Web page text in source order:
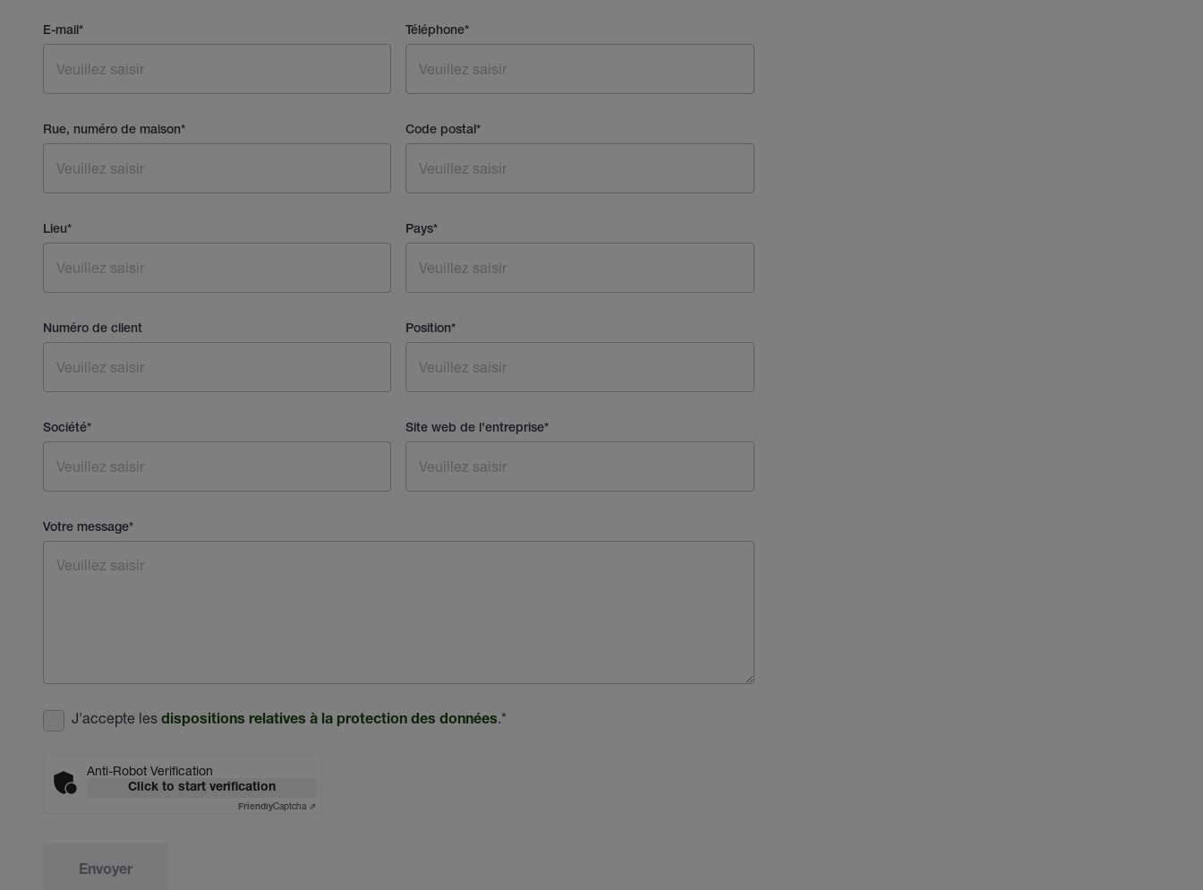
E-mail* Téléphone*
Rue, numéro de maison* Code postal*
Lieu* Pays*
Numéro de client Position*
Société* Site web de l'entreprise*
Votre message*
J'accepte les dispositions relatives à la protection des données.*
Anti-Robot Verification
Click to start verification
FriendlyCaptcha ⇗
Envoyer